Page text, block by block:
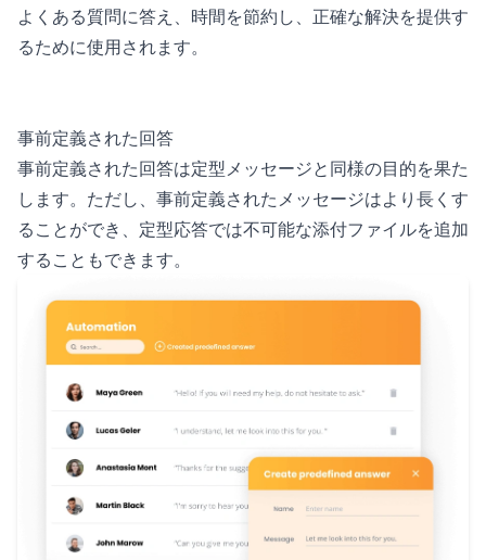
よくある質問に答え、時間を節約し、正確な解決を提供す
るために使用されます。
事前定義された回答
事前定義された回答は定型メッセージと同様の目的を果た
します。ただし、事前定義されたメッセージはより長くす
ることができ、定型応答では不可能な添付ファイルを追加
することもできます。